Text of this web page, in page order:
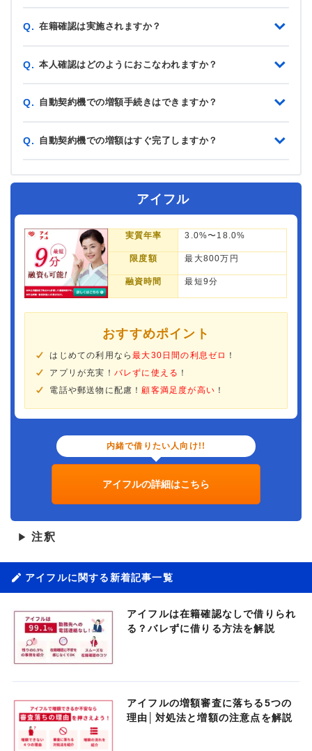
Q. 在籍確認は実施されますか？
Q. 本人確認はどのようにおこなわれますか？
Q. 自動契約機での増額手続きはできますか？
Q. 自動契約機での増額はすぐ完了しますか？
アイフル
実質年率 3.0%〜18.0%
限度額 最大800万円
融資時間 最短9分
おすすめポイント
はじめての利用なら最大30日間の利息ゼロ ！
アプリが充実！ バレずに使える ！
電話や郵送物に配慮！ 顧客満足度が高い ！
内緒で借りたい人向け!!
アイフルの詳細はこちら
▶ 注釈
アイフルに関する新着記事一覧
アイフルは在籍確認なしで借りられ
る？バレずに借りる方法を解説
アイフルの増額審査に落ちる5つの
理由│対処法と増額の注意点を解説